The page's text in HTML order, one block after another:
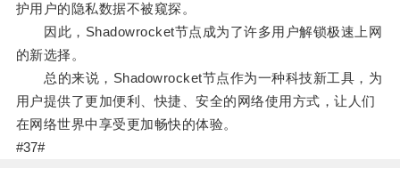
护用户的隐私数据不被窥探。
因此，Shadowrocket节点成为了许多用户解锁极速上网
的新选择。
总的来说，Shadowrocket节点作为一种科技新工具，为
用户提供了更加便利、快捷、安全的网络使用方式，让人们
在网络世界中享受更加畅快的体验。
#37#